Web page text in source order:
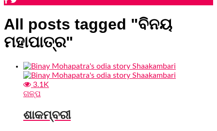
All posts tagged "ବିନୟ
ମହାପାତ୍ର"
3.1K
ଗଳ୍ପ
ଶାକମ୍ବରୀ